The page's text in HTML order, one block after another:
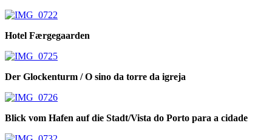
Hotel Færgegaarden
Der Glockenturm / O sino da torre da igreja
Blick vom Hafen auf die Stadt/Vista do Porto para a cidade